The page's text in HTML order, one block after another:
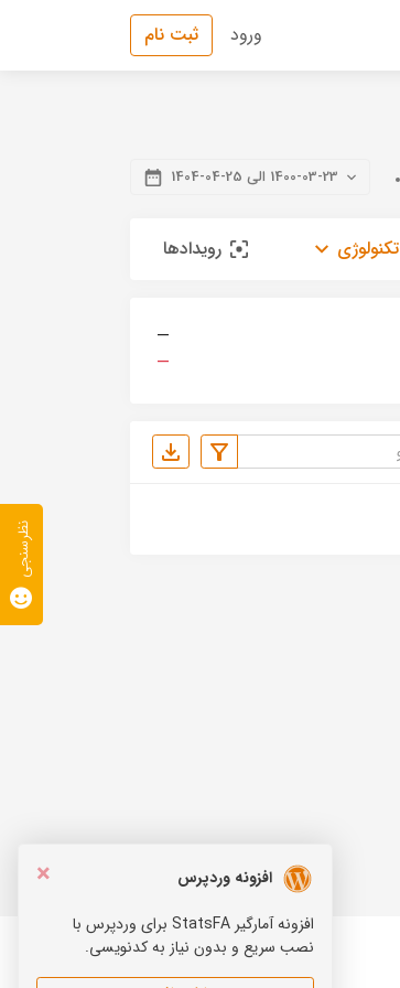
ورود ثبت نام
1400-03-23 الی 25-04-1404
تکنولوژی رویدادها
—
—
×
افزونه وردپرس
افزونه آمارگیر StatsFA برای وردپرس با
نصب سریع و بدون نیاز به کدنویسی.
نظرسنجی